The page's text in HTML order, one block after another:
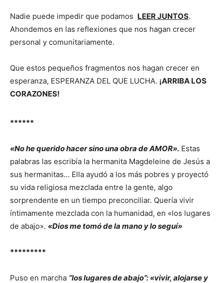
Nadie puede impedir que podamos LEER JUNTOS.
Ahondemos en las reflexiones que nos hagan crecer
personal y comunitariamente.
Que estos pequeños fragmentos nos hagan crecer en
esperanza, ESPERANZA DEL QUE LUCHA. ¡ARRIBA LOS
CORAZONES!
******
«No he querido hacer sino una obra de AMOR». Estas
palabras las escribía la hermanita Magdeleine de Jesús a
sus hermanitas… Ella ayudó a los más pobres y proyectó
su vida religiosa mezclada entre la gente, algo
sorprendente en un tiempo preconciliar. Quería vivir
íntimamente mezclada con la humanidad, en «los lugares
de abajo». «Dios me tomó de la mano y lo seguí»
*********
Puso en marcha “los lugares de abajo”: «vivir, alojarse y